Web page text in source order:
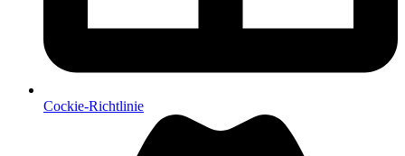
Cockie-Richtlinie